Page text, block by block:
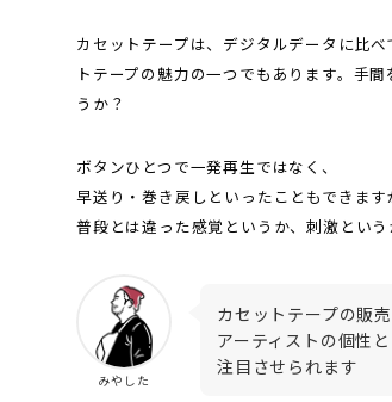
カセットテープは、デジタルデータに比
トテープの魅力の一つでもあります。手
うか？
ボタンひとつで一発再生ではなく、
早送り・巻き戻しといったこともできま
普段とは違った感覚というか、刺激とい
みやした
カセットテープの販売
アーティストの個性
注目させられます